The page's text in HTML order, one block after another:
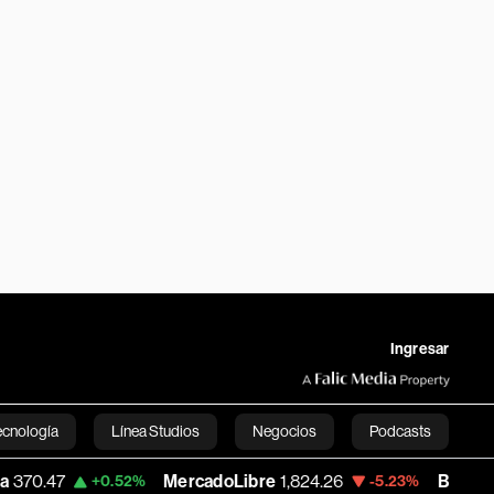
Ingresar
Línea Studios Negocios Podcasts
English
+0.52% MercadoLibre 1,824.26 -5.23% Banco de